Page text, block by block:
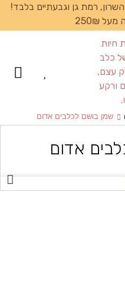
רמת גן וגבעתיים בלבד!
250₪
שמן בושם לכלבים אדום
אדום